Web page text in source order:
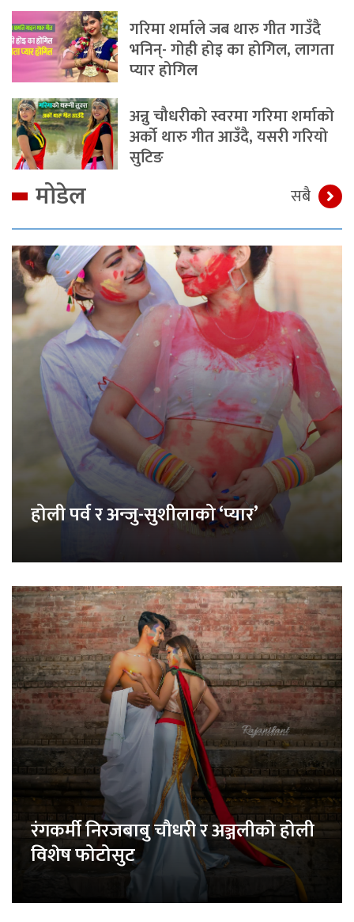
गरिमा शर्माले जब थारु गीत गाउँदै
भनिन्- गोही होइ का होगिल, लागता
प्यार होगिल
अन्नु चौधरीको स्वरमा गरिमा शर्माको
अर्को थारु गीत आउँदै, यसरी गरियो
सुटिङ
मोडेल सबै
होली पर्व र अन्जु-सुशीलाको ‘प्यार’
रंगकर्मी निरजबाबु चौधरी र अञ्जलीको होली
विशेष फोटोसुट